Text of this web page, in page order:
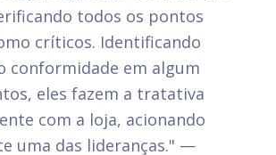
todos os pontos
críticos. Identificando
conformidade em algum
eles fazem a tratativa
com a loja, acionando
uma das lideranças." —